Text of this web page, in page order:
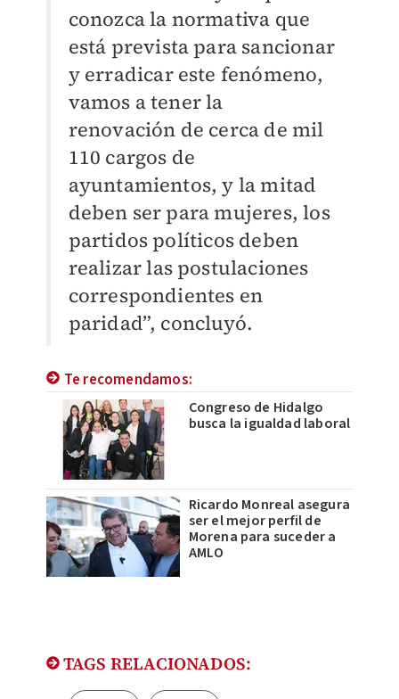
conozca la normativa que
está prevista para sancionar
y erradicar este fenómeno,
vamos a tener la
renovación de cerca de mil
110 cargos de
ayuntamientos, y la mitad
deben ser para mujeres, los
partidos políticos deben
realizar las postulaciones
correspondientes en
paridad”, concluyó.
Te recomendamos:
Congreso de Hidalgo
busca la igualdad laboral
Ricardo Monreal asegura
ser el mejor perfil de
Morena para suceder a
AMLO
TAGS RELACIONADOS: